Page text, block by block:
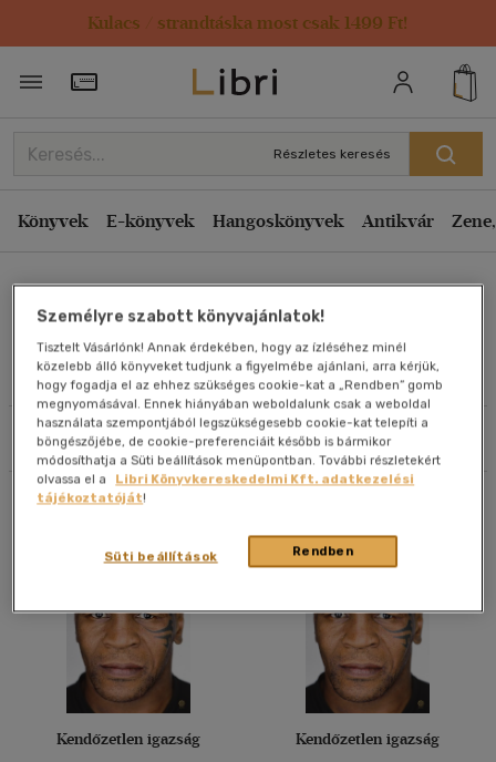
Kulacs / strandtáska most csak 1499 Ft!
Törzsvásárlói Kártya adatai
Részletes keresés
Könyvek E-könyvek Hangoskönyvek Antikvár
Mike Tyson
Művei
Szűrés Rendezés
Rendezés
Kiadás éve szerint csökkenő
Ár szerint csökkenő
Eladott darabszám szerint csökkenő
Eladott darabszám szerint növekvő
Cím szerint A-Z
Szerző szerint A-Z
Megjelenítés
20 db / oldal
Alkalmaz
Kendőzetlen igazság Kendőzetlen igazság
Személyre szabott könyvajánlatok!
Tisztelt Vásárlónk! Annak érdekében, hogy az ízléséhez minél
közelebb álló könyveket tudjunk a figyelmébe ajánlani, arra kérjük,
hogy fogadja el az ehhez szükséges cookie-kat a „Rendben” gomb
megnyomásával. Ennek hiányában weboldalunk csak a weboldal
használata szempontjából legszükségesebb cookie-kat telepíti a
böngészőjébe, de cookie-preferenciáit később is bármikor
módosíthatja a Süti beállítások menüpontban. További részletekért
olvassa el a
Libri Könyvkereskedelmi Kft. adatkezelési
tájékoztatóját!
Rendben
Süti beállítások